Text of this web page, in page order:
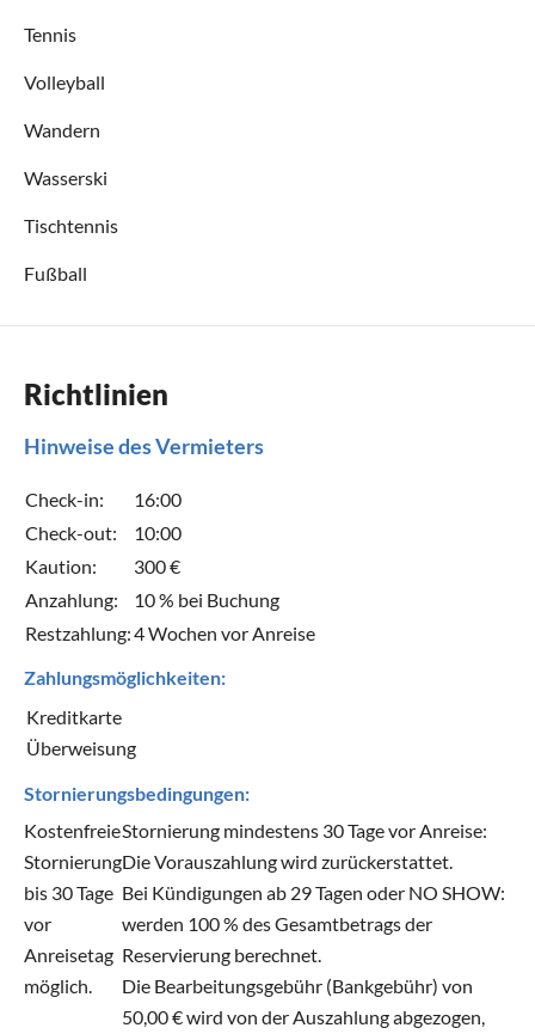
Tennis
Volleyball
Wandern
Wasserski
Tischtennis
Fußball
Richtlinien
Hinweise des Vermieters
Check-in:
16:00
Check-out:
10:00
Kaution:
300 €
Anzahlung:
10 % bei Buchung
Restzahlung:4 Wochen vor Anreise
Zahlungsmöglichkeiten:
Kreditkarte
Überweisung
Stornierungsbedingungen:
Kostenfreie
Stornierung
bis 30 Tage
vor
Anreisetag
möglich.
Stornierung mindestens 30 Tage vor Anreise:
Die Vorauszahlung wird zurückerstattet.
Bei Kündigungen ab 29 Tagen oder NO SHOW:
werden 100 % des Gesamtbetrags der
Reservierung berechnet.
Die Bearbeitungsgebühr (Bankgebühr) von
50,00 € wird von der Auszahlung abgezogen,